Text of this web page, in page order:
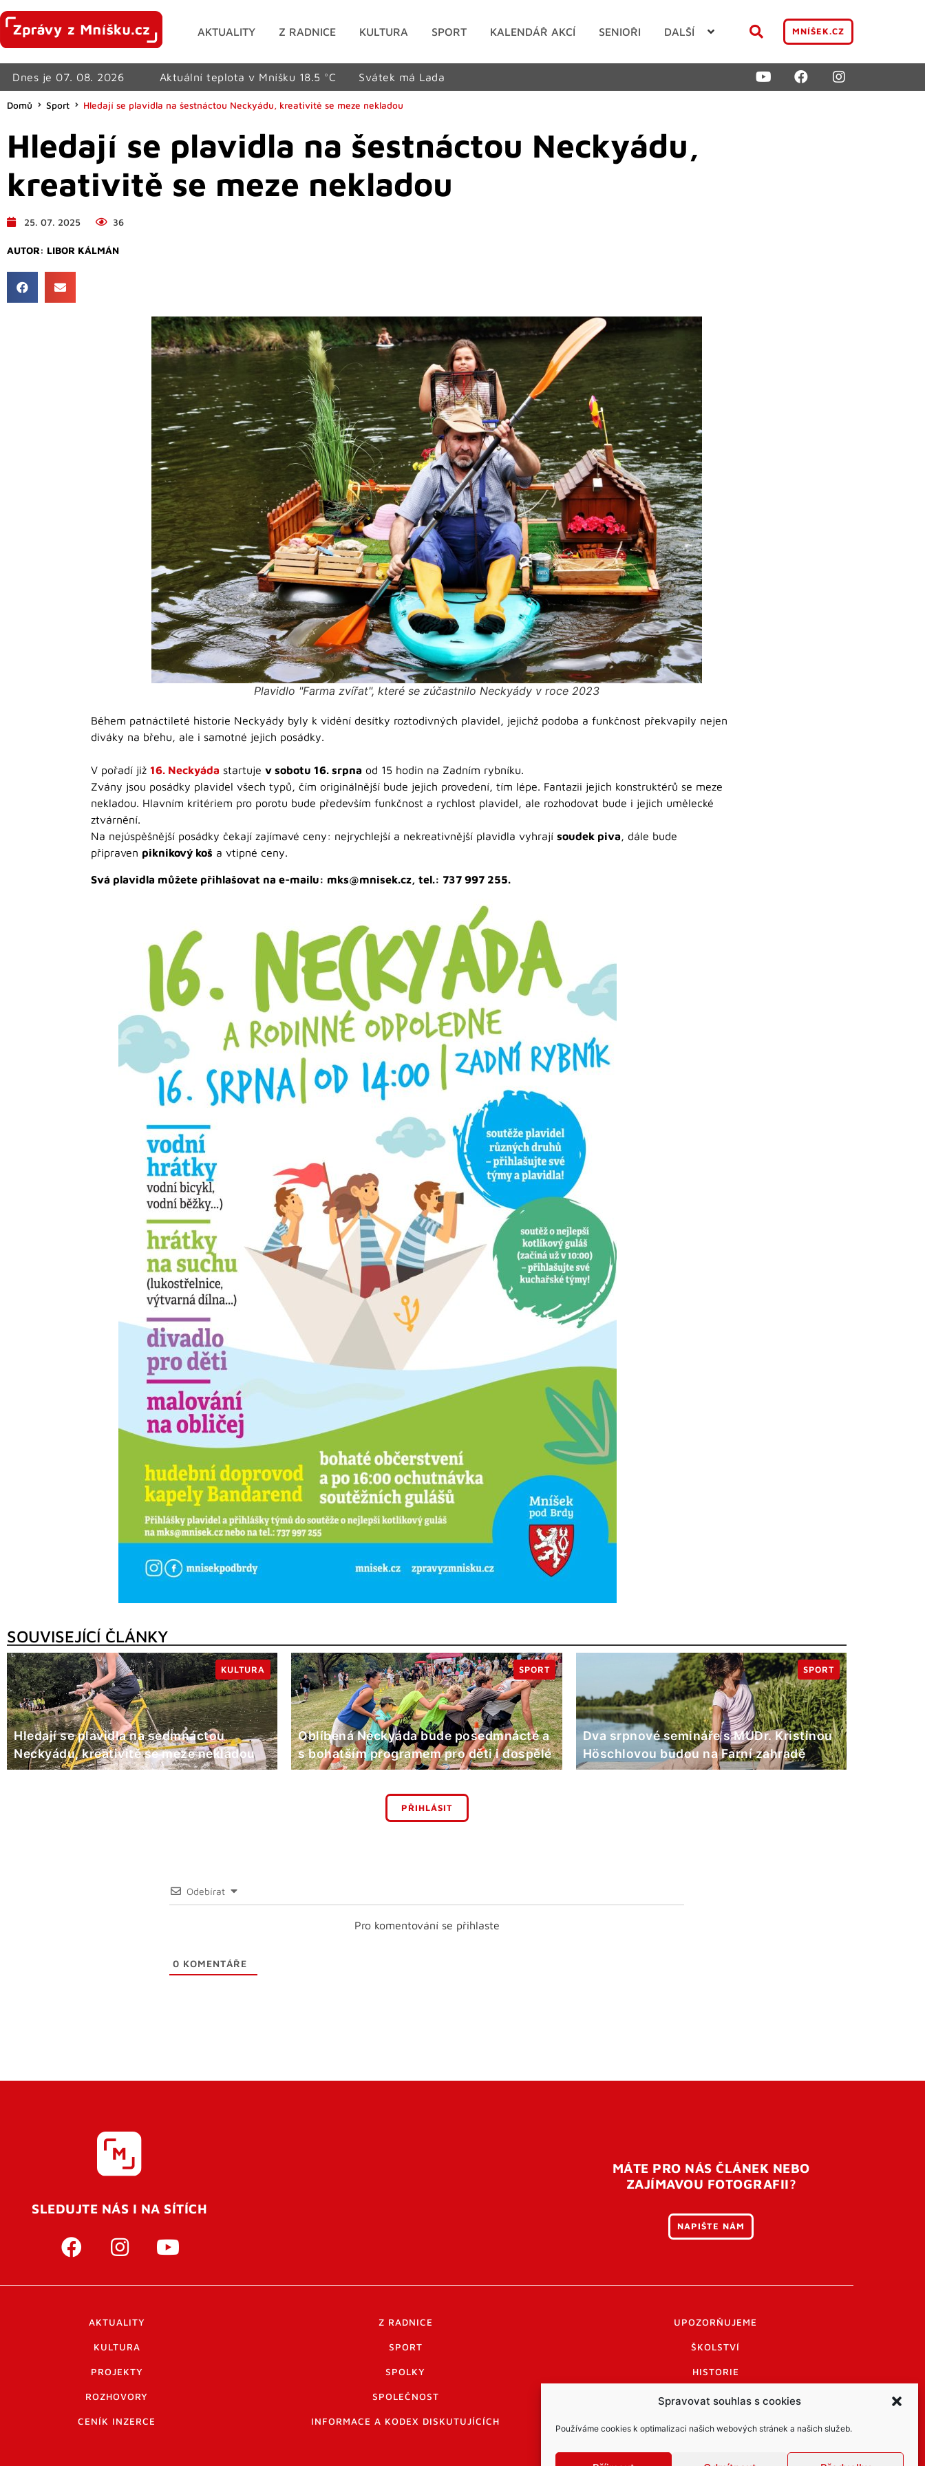
Spravovat souhlas s cookies
Používáme cookies k optimalizaci našich webových stránek a našich služeb.
AKTUALITY Z RADNICE KULTURA SPORT KALENDÁŘ AKCÍ SENIOŘI DALŠÍ MNÍŠEK.CZ
Dnes je 07. 08. 2026 Aktuální teplota v Mníšku 18.5 °C Svátek má Lada
Domů Sport Hledají se plavidla na šestnáctou Neckyádu, kreativitě se meze nekladou
Hledají se plavidla na šestnáctou Neckyádu,
kreativitě se meze nekladou
25. 07. 2025 36
AUTOR: LIBOR KÁLMÁN
Plavidlo "Farma zvířat", které se zúčastnilo Neckyády v roce 2023
Během patnáctileté historie Neckyády byly k vidění desítky roztodivných plavidel, jejichž podoba a funkčnost překvapily nejen
diváky na břehu, ale i samotné jejich posádky.
V pořadí již 16. Neckyáda startuje v sobotu 16. srpna od 15 hodin na Zadním rybníku.
Zvány jsou posádky plavidel všech typů, čím originálnější bude jejich provedení, tím lépe. Fantazii jejich konstruktérů se meze
nekladou. Hlavním kritériem pro porotu bude především funkčnost a rychlost plavidel, ale rozhodovat bude i jejich umělecké
ztvárnění.
Na nejúspěšnější posádky čekají zajímavé ceny: nejrychlejší a nekreativnější plavidla vyhrají soudek piva, dále bude
připraven piknikový koš a vtipné ceny.
Svá plavidla můžete přihlašovat na e-mailu: mks@mnisek.cz, tel.: 737 997 255.
SOUVISEJÍCÍ ČLÁNKY
Hledají se plavidla na sedmnáctou
Neckyádu, kreativitě se meze nekladou
KULTURA
Oblíbená Neckyáda bude posedmnácté a
s bohatším programem pro děti i dospělé
SPORT
Dva srpnové semináře s MUDr. Kristinou
Höschlovou budou na Farní zahradě
SPORT
PŘIHLÁSIT
Odebírat
Pro komentování se přihlaste
0 KOMENTÁŘE
SLEDUJTE NÁS I NA SÍTÍCH
MÁTE PRO NÁS ČLÁNEK NEBO
ZAJÍMAVOU FOTOGRAFII?
NAPIŠTE NÁM
AKTUALITY Z RADNICE UPOZORŇUJEME
KULTURA SPORT ŠKOLSTVÍ
PROJEKTY SPOLKY HISTORIE
ROZHOVORY SPOLEČNOST PRAKTICKÉ INFORMACE
CENÍK INZERCE INFORMACE A KODEX DISKUTUJÍCÍCH